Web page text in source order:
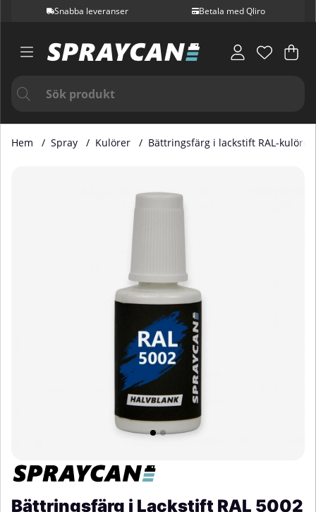
Snabba leveranser Betala med Qliro
.
Hem Spray Kulörer Bättringsfärg i lackstift RAL-kulörer
Bättringsfärg i Lackstift RAL 5002